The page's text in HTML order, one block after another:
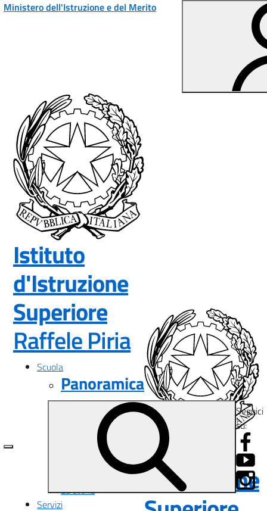
Vai ai contenuti
Vai al menu di navigazione
Vai al footer
Ministero dell'Istruzione e del Merito
Istituto
d'Istruzione
Superiore
Raffele Piria— Visita la
Scuola
Panoramica
Presentazione
Le persone
I numeri della scuola
Le carte della scuola
Organizzazione
La storia
Servizi
Istituto
d'Istruzione
Seguici
su: